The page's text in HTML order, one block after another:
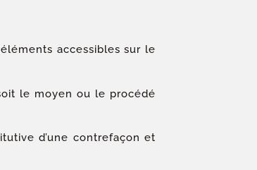
accessibles sur le
le moyen ou le procédé
d’une contrefaçon et